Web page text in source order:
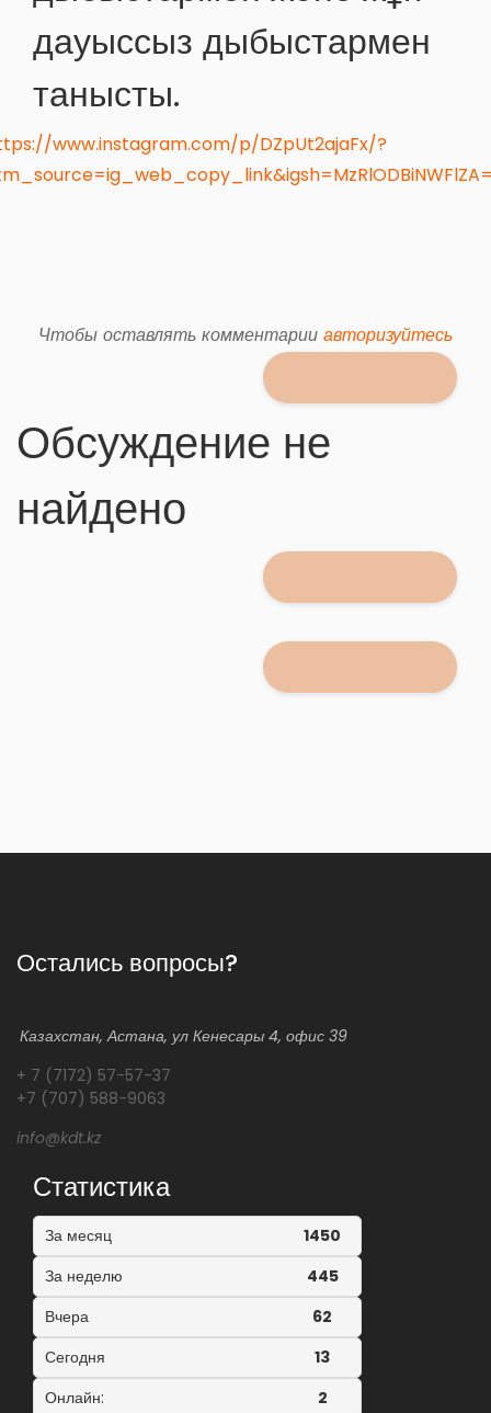
дауыссыз дыбыстармен
танысты.
www.instagram.com/p/DZpUt2ajaFx/?
Чтобы оставлять комментарии авторизуйтесь
Обсуждение не
найдено
Остались вопросы?
Казахстан, Астана, ул Кенесары 4, офис 39
+ 7 (7172) 57-57-37
+7 (707) 588-9063
info@kdt.kz
Статистика
За месяц
1450
За неделю
445
Вчера
62
Сегодня
13
Онлайн:
2